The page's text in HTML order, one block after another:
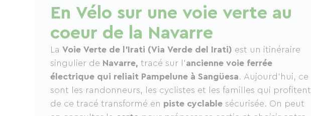
En Vélo sur une voie verte au
coeur de la Navarre
La Voie Verte de l’Irati (Via Verde del Irati) est un itinéraire
singulier de Navarre, tracé sur l’ancienne voie ferrée
électrique qui reliait Pampelune à Sangüesa. Aujourd’hui, ce
sont les randonneurs, les cyclistes et les familles qui profitent
de ce tracé transformé en piste cyclable sécurisée. On peut